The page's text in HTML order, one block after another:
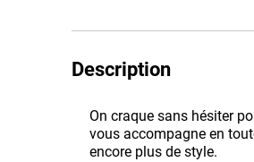
Description
On craque sans hésiter
vous accompagne en
encore plus de style.